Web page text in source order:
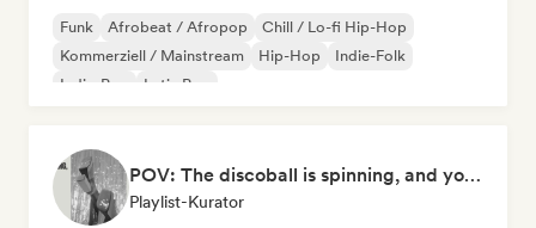
Funk Afrobeat / Afropop
Chill / Lo-fi Hip-Hop
Kommerziell / Mainstream
Hip-Hop
Indie-Folk
Indie-Pop
Latin Pop
POV: The discoball is spinning, and you’re the star
Playlist-Kurator